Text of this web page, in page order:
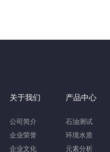
关于我们
公司简介
企业荣誉
企业文化
产品中心
石油测试
环境水质
元素分析